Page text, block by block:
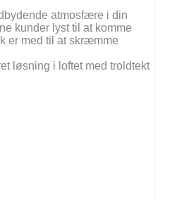
atmosfære i din
kunder lyst til at komme
er med til at skræmme
løsning i loftet med troldtekt